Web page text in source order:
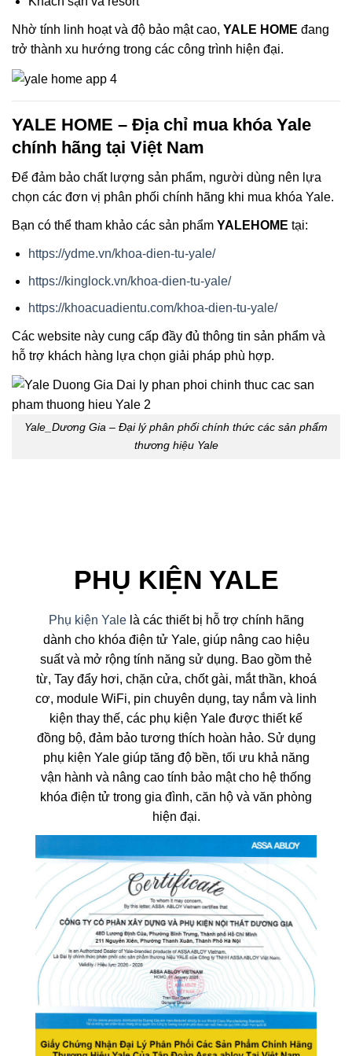
Nhờ tính linh hoạt và độ bảo mật cao, YALE HOME đang
trở thành xu hướng trong các công trình hiện đại.
YALE HOME – Địa chỉ mua khóa Yale
chính hãng tại Việt Nam
Để đảm bảo chất lượng sản phẩm, người dùng nên lựa
chọn các đơn vị phân phối chính hãng khi mua khóa Yale.
Bạn có thể tham khảo các sản phẩm YALEHOME tại:
https://ydme.vn/khoa-dien-tu-yale/
https://kinglock.vn/khoa-dien-tu-yale/
https://khoacuadientu.com/khoa-dien-tu-yale/
Các website này cung cấp đầy đủ thông tin sản phẩm và
hỗ trợ khách hàng lựa chọn giải pháp phù hợp.
Yale_Dương Gia – Đại lý phân phối chính thức các sản phẩm
thương hiệu Yale
PHỤ KIỆN YALE
Phụ kiện Yalelà các thiết bị hỗ trợ chính hãng
dành cho khóa điện tử Yale, giúp nâng cao hiệu
suất và mở rộng tính năng sử dụng. Bao gồm thẻ
từ, Tay đẩy hơi, chặn cửa, chốt gài, mắt thần, khoá
cơ, module WiFi, pin chuyên dụng, tay nắm và linh
kiện thay thế, các phụ kiện Yale được thiết kế
đồng bộ, đảm bảo tương thích hoàn hảo. Sử dụng
phụ kiện Yale giúp tăng độ bền, tối ưu khả năng
vận hành và nâng cao tính bảo mật cho hệ thống
khóa điện tử trong gia đình, căn hộ và văn phòng
hiện đại.